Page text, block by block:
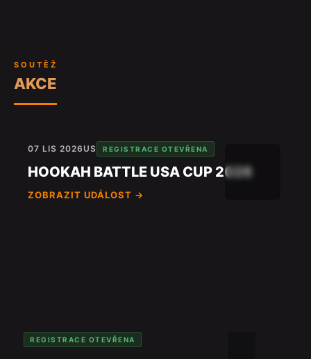
SOUTĚŽ
AKCE
07 LIS 2026 US REGISTRACE OTEVŘENA
HOOKAH BATTLE USA CUP 2026
ZOBRAZIT UDÁLOST →
REGISTRACE OTEVŘENA